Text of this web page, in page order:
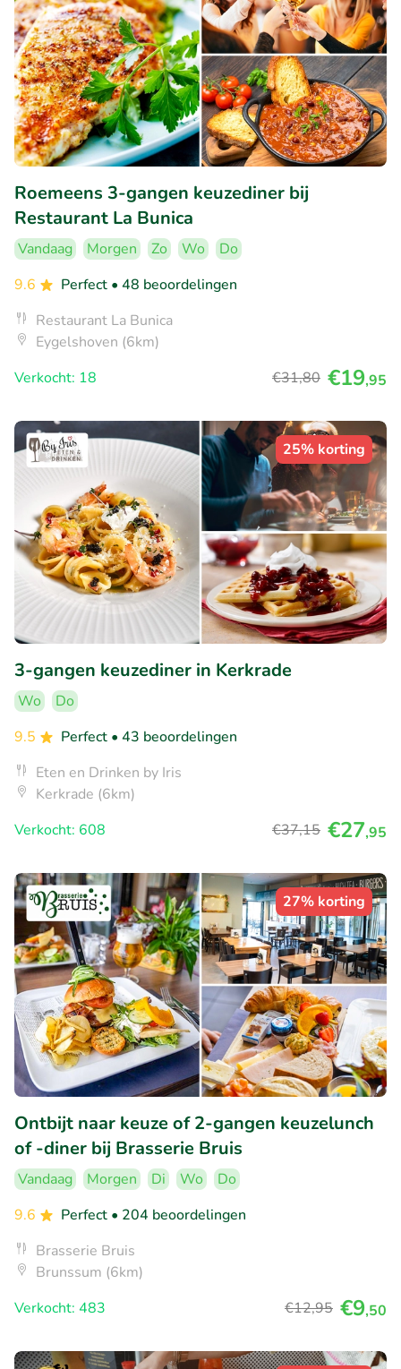
Roemeens 3-gangen keuzediner bij
Restaurant La Bunica
Vandaag Morgen Zo Wo
Do
9.6
Perfect • 48 beoordelingen
Restaurant La Bunica
Eygelshoven (6km)
Verkocht: 18
€31,80 €19,95
25% korting
3-gangen keuzediner in Kerkrade
Wo
Do
9.5
Perfect • 43 beoordelingen
Eten en Drinken by Iris
Kerkrade (6km)
Verkocht: 608
€37,15 €27,95
27% korting
Ontbijt naar keuze of 2-gangen keuzelunch
of -diner bij Brasserie Bruis
Vandaag Morgen Di Wo
Do
9.6
Perfect • 204 beoordelingen
Brasserie Bruis
Brunssum (6km)
Verkocht: 483
€12,95 €9,50